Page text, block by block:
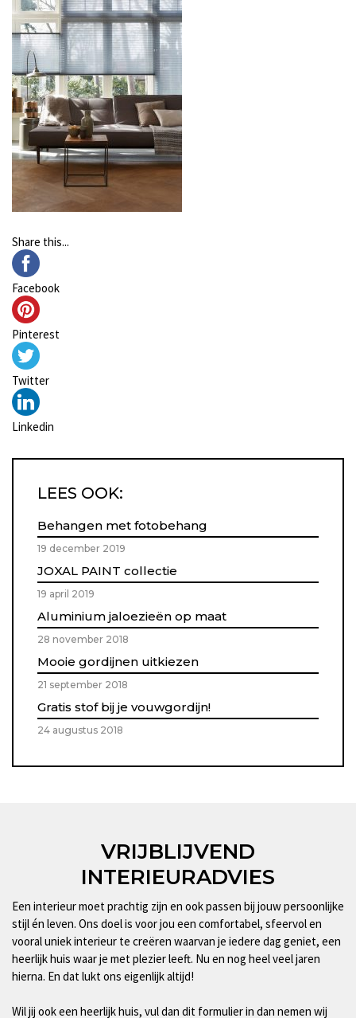
Share this...
Facebook
Pinterest
Twitter
Linkedin
LEES OOK:
Behangen met fotobehang
19 december 2019
JOXAL PAINT collectie
19 april 2019
Aluminium jaloezieën op maat
28 november 2018
Mooie gordijnen uitkiezen
21 september 2018
Gratis stof bij je vouwgordijn!
24 augustus 2018
VRIJBLIJVEND
INTERIEURADVIES
Een interieur moet prachtig zijn en ook passen bij jouw persoonlijke
stijl én leven. Ons doel is voor jou een comfortabel, sfeervol en
vooral uniek interieur te creëren waarvan je iedere dag geniet, een
heerlijk huis waar je met plezier leeft. Nu en nog heel veel jaren
hierna. En dat lukt ons eigenlijk altijd!
Wil jij ook een heerlijk huis, vul dan dit formulier in dan nemen wij